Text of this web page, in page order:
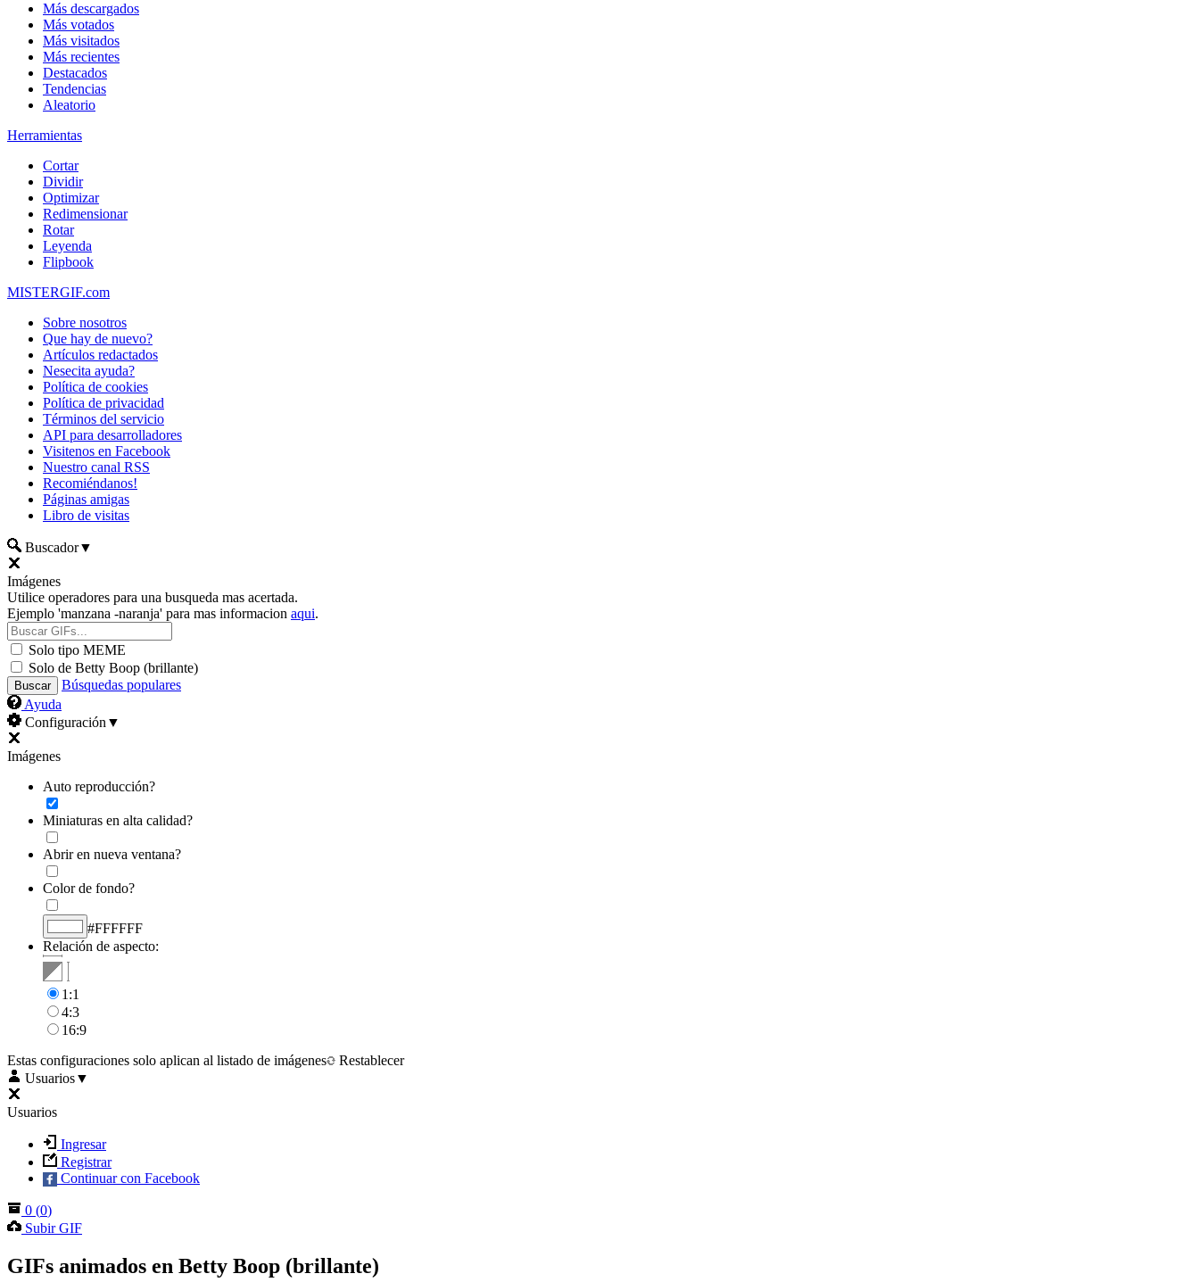
Más descargados
Más votados
Más visitados
Más recientes
Destacados
Tendencias
Aleatorio
Herramientas
Cortar
Dividir
Optimizar
Redimensionar
Rotar
Leyenda
Flipbook
MISTERGIF.com
Sobre nosotros
Que hay de nuevo?
Artículos redactados
Nesecita ayuda?
Política de cookies
Política de privacidad
Términos del servicio
API para desarrolladores
Visitenos en Facebook
Nuestro canal RSS
Recomiéndanos!
Páginas amigas
Libro de visitas
Buscador▼
Imágenes
Utilice operadores para una busqueda mas acertada.
Ejemplo 'manzana -naranja' para mas informacion aqui.
Solo tipo MEME
Solo de Betty Boop (brillante)
Búsquedas populares
Ayuda
Configuración ▼
Imágenes
Auto reproducción?
Miniaturas en alta calidad?
Abrir en nueva ventana?
Color de fondo?
#FFFFFF
Relación de aspecto:
1:1
4:3
16:9
Estas configuraciones solo aplican al listado de imágenes
Restablecer
Usuarios▼
Usuarios
Ingresar
Registrar
Continuar con Facebook
0 (0)
Subir GIF
GIFs animados en Betty Boop (brillante)